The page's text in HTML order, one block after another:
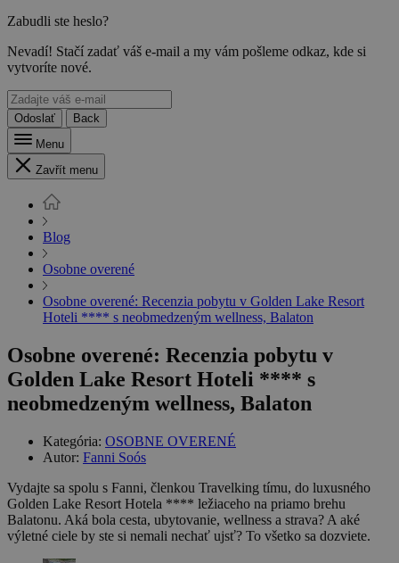
Zabudli ste heslo?
Nevadí! Stačí zadať váš e-mail a my vám pošleme odkaz, kde si
vytvoríte nové.
Odoslať
Back
Menu
Zavřít menu
Blog
Osobne overené
Osobne overené: Recenzia pobytu v Golden Lake Resort
Hoteli **** s neobmedzeným wellness, Balaton
Osobne overené: Recenzia pobytu v
Golden Lake Resort Hoteli **** s
neobmedzeným wellness, Balaton
Kategória: OSOBNE OVERENÉ
Autor: Fanni Soós
Vydajte sa spolu s Fanni, členkou Travelking tímu, do luxusného
Golden Lake Resort Hotela **** ležiaceho na priamo brehu
Balatonu. Aká bola cesta, ubytovanie, wellness a strava? A aké
výletné ciele by ste si nemali nechať ujsť? To všetko sa dozviete.